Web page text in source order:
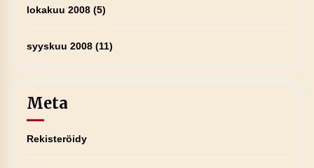
lokakuu 2008(5)
syyskuu 2008(11)
Meta
Rekisteröidy